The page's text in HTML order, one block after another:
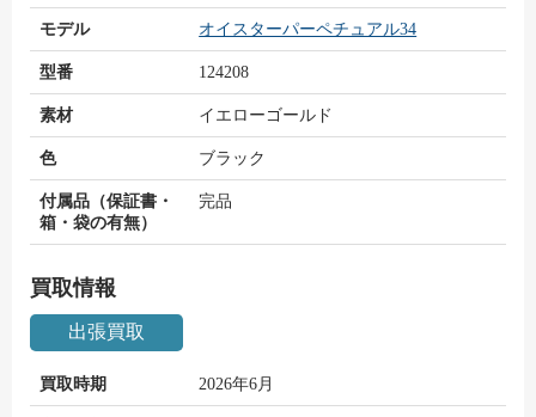
モデル オイスターパーペチュアル34
型番 124208
素材 イエローゴールド
色 ブラック
付属品（保証書・
箱・袋の有無）
完品
買取情報
出張買取
買取時期 2026年6月